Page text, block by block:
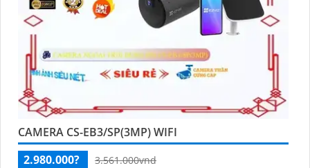
CAMERA CS-EB3/SP(3MP) WIFI
2.980.000?
3.561.000vnd